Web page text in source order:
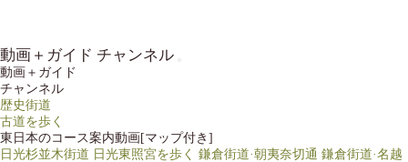
動画＋ガイド チャンネル
動画＋ガイド
チャンネル
歴史街道
古道を歩く
東日本のコース案内動画[マップ付き]
日光杉並木街道 日光東照宮を歩く 鎌倉街道·朝夷奈切通 鎌倉街道·名越